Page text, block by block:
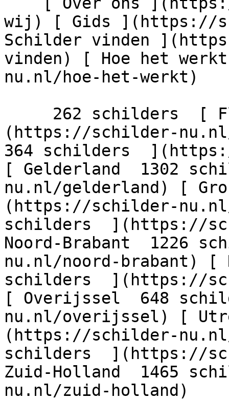
wij) [ Gids ](https://
Schilder vinden
vinden) [ Hoe het
nu.nl/hoe-het-werkt)
(https://schilder-
364 schilders
[ Gelderland  1302
nu.nl/gelderland) [
(https://schilder-
schilders  ](https://
Noord-Brabant  1226
nu.nl/noord-brabant) [
schilders  ](https://
[ Overijssel  648
nu.nl/overijssel) [
(https://schilder-
schilders  ](https://
Zuid-Holland  1465
nu.nl/zuid-holland)